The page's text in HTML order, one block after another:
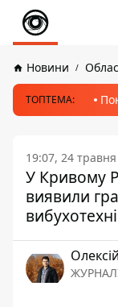
Новини
ТОПТЕМА:
19:07, 24 травня
У Кривому
виявили